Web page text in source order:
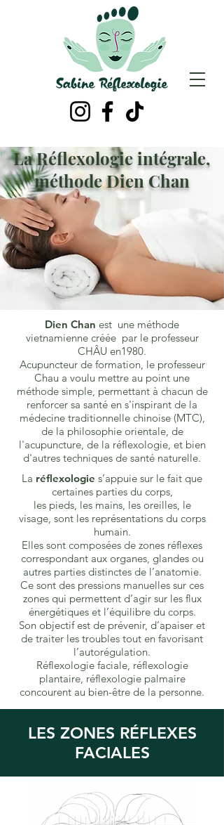
La Réflexologie intégrale,
méthode Dien Chan
Dien Chan est une méthode
vietnamienne créée par le professeur
CHÂU en1980.
Acupuncteur de formation, le professeur
Chau a voulu mettre au point une
méthode simple, permettant à chacun de
renforcer sa santé en s'inspirant de la
médecine traditionnelle chinoise (MTC),
de la philosophie orientale, de
l'acupuncture, de la réflexologie, et bien
d'autres techniques de santé naturelle.
La réflexologie s’appuie sur le fait que
certaines parties du corps,
les pieds, les mains, les oreilles, le
visage, sont les représentations du corps
humain.
Elles sont composées de zones réflexes
correspondant aux organes, glandes ou
autres parties distinctes de l’anatomie.
Ce sont des pressions manuelles sur ces
zones qui permettent d’agir sur les flux
énergétiques et l’équilibre du corps.
Son objectif est de prévenir, d’apaiser et
de traiter les troubles tout en favorisant
l’autorégulation.
Réflexologie faciale, réflexologie
plantaire, réflexologie palmaire
concourent au bien-être de la personne.
LES ZONES RÉFLEXES
FACIALES